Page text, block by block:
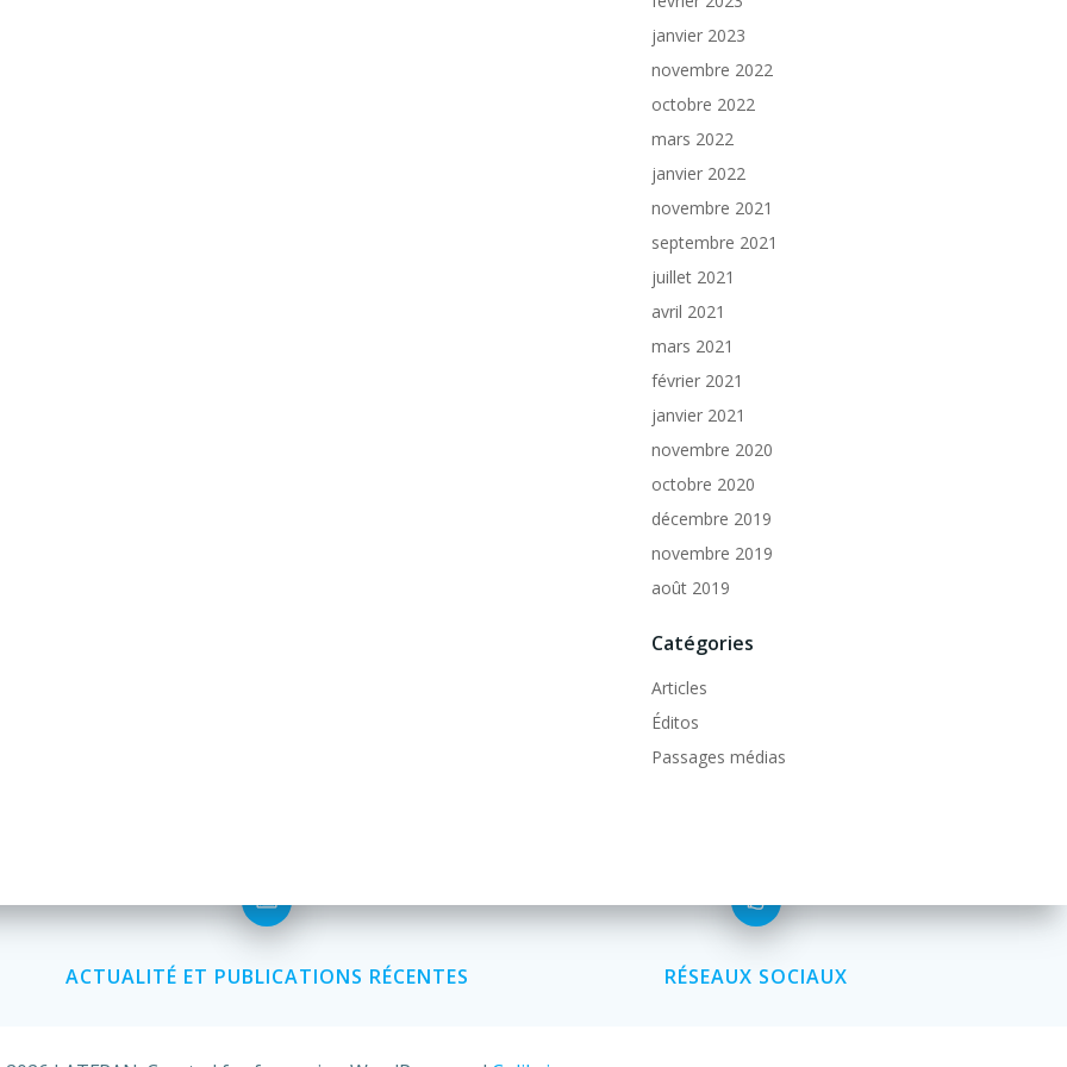
janvier 2023
novembre 2022
octobre 2022
mars 2022
janvier 2022
novembre 2021
septembre 2021
juillet 2021
avril 2021
mars 2021
février 2021
janvier 2021
novembre 2020
octobre 2020
décembre 2019
novembre 2019
août 2019
Catégories
Articles
Éditos
Passages médias
ACTUALITÉ ET PUBLICATIONS RÉCENTES RÉSEAUX SOCIAUX